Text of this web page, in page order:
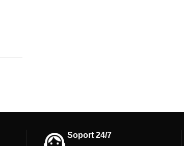
Soport 24/7